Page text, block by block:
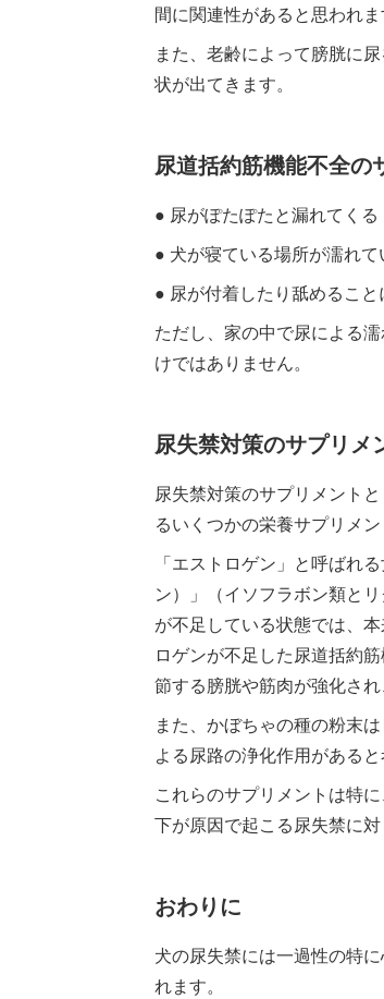
間に関連性があると思われま
また、老齢によって膀胱に
状が出てきます。
尿道括約筋機能不全の
● 尿がぽたぽたと漏れてくる
● 犬が寝ている場所が濡れて
● 尿が付着したり舐めるこ
ただし、家の中で尿による
けではありません。
尿失禁対策のサプリメ
尿失禁対策のサプリメント
るいくつかの栄養サプリメン
「エストロゲン」と呼ばれ
ン）」（イソフラボン類と
が不足している状態では、
ロゲンが不足した尿道括約
節する膀胱や筋肉が強化さ
また、かぼちゃの種の粉末
よる尿路の浄化作用があると
これらのサプリメントは特
下が原因で起こる尿失禁に
おわりに
犬の尿失禁には一過性の特
れます。